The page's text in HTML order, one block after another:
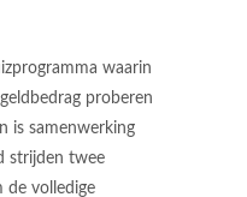
waarin
proberen
is samenwerking
strijden twee
de volledige